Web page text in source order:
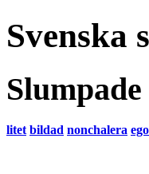
Svenska
litet bildad nonchalera